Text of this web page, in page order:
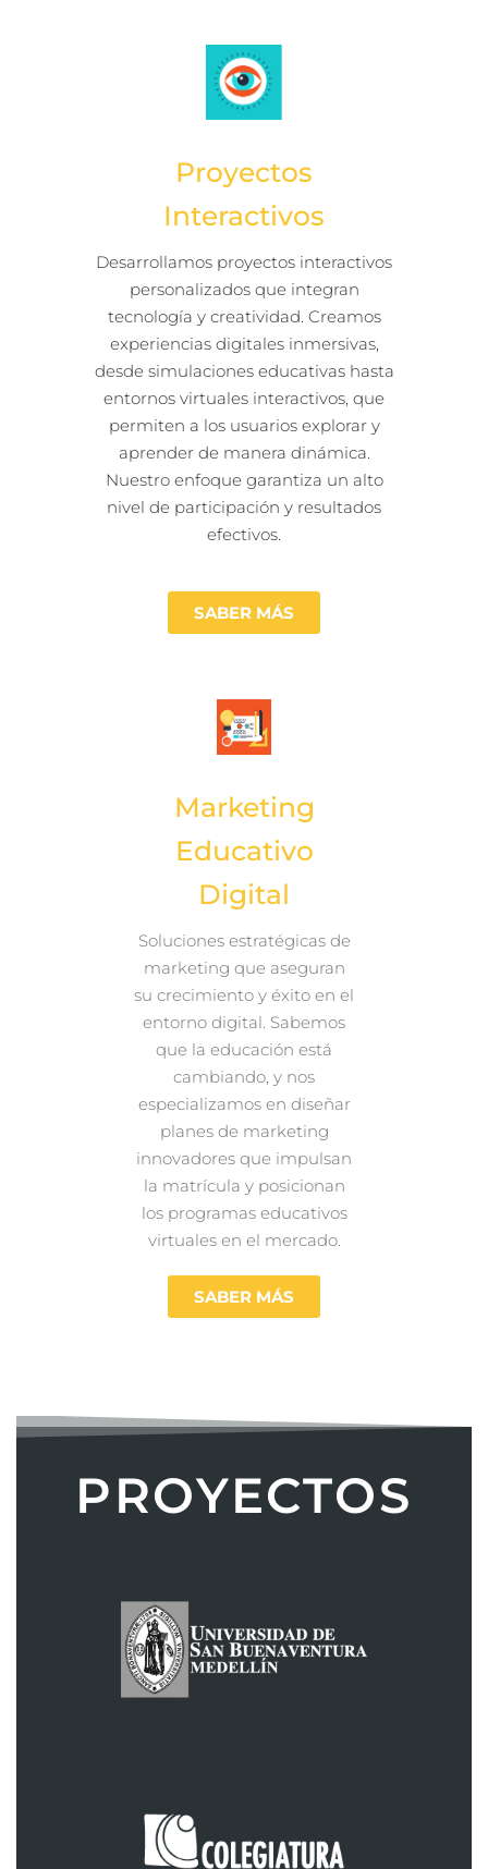
Proyectos
Interactivos
Desarrollamos proyectos interactivos
personalizados que integran
tecnología y creatividad. Creamos
experiencias digitales inmersivas,
desde simulaciones educativas hasta
entornos virtuales interactivos, que
permiten a los usuarios explorar y
aprender de manera dinámica.
Nuestro enfoque garantiza un alto
nivel de participación y resultados
efectivos.
SABER MÁS
Marketing
Educativo
Digital
Soluciones estratégicas de
marketing que aseguran
su crecimiento y éxito en el
entorno digital. Sabemos
que la educación está
cambiando, y nos
especializamos en diseñar
planes de marketing
innovadores que impulsan
la matrícula y posicionan
los programas educativos
virtuales en el mercado.
SABER MÁS
PROYECTOS